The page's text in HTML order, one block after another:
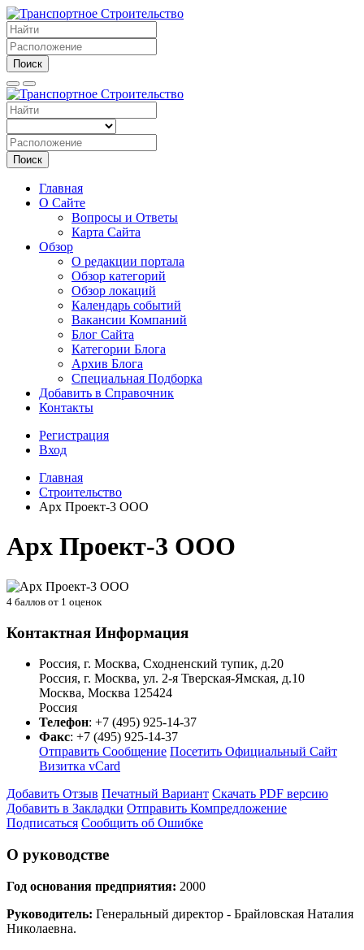
Поиск
Поиск
Главная
О Сайте
Вопросы и Ответы
Карта Сайта
Обзор
О редакции портала
Обзор категорий
Обзор локаций
Календарь событий
Вакансии Компаний
Блог Сайта
Категории Блога
Архив Блога
Специальная Подборка
Добавить в Справочник
Контакты
Регистрация
Вход
Главная
Строительство
Арх Проект-3 ООО
Арх Проект-3 ООО
4 баллов от 1 оценок
Контактная Информация
Россия, г. Москва, Сходненский тупик, д.20
Россия, г. Москва, ул. 2-я Тверская-Ямская, д.10
Москва, Москва 125424
Россия
Телефон: +7 (495) 925-14-37
Факс: +7 (495) 925-14-37
Отправить Сообщение Посетить Официальный Сайт
Визитка vCard
Добавить Отзыв Печатный Вариант Скачать PDF версию
Добавить в Закладки Отправить Компредложение
Подписаться Сообщить об Ошибке
О руководстве
Год основания предприятия: 2000
Руководитель: Генеральный директор - Брайловская Наталия
Николаевна.